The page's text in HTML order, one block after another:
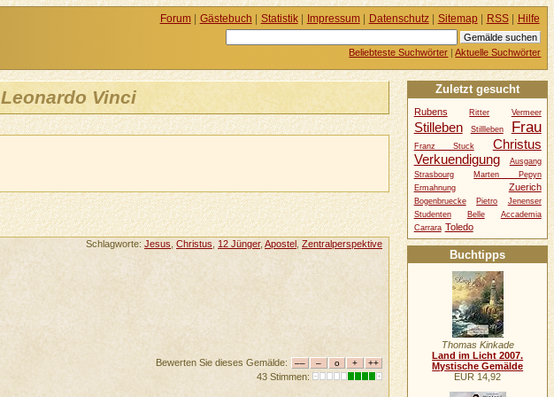
Leonardo Vinci
Schlagworte:Jesus ,Christus 12 Jünger,Apostel ,Zentralperspektive
Bewerten Sie dieses Gemälde:
43 Stimmen:
Forum| Gästebuch | Statistik| Impressum| Datenschutz| Sitemap| RSS| Hilfe
Beliebteste Suchwörter |Aktuelle Suchwörter
Zuletzt gesucht
Rubens Ritter Vermeer
Stilleben Stillleben Frau
Franz Stuck
Christus
Verkuendigung
Ausgang
Strasbourg
Marten Pepyn
Ermahnung
Zuerich
Bogenbruecke Pietro
Jenenser
Studenten
Belle
Accademia
Carrara Toledo
Buchtipps
Thomas Kinkade
Land im Licht 2007.
Mystische Gemälde
EUR 14,92